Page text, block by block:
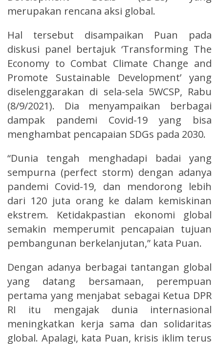
merupakan rencana aksi global.
Hal tersebut disampaikan Puan pada
diskusi panel bertajuk ‘Transforming The
Economy to Combat Climate Change and
Promote Sustainable Development’ yang
diselenggarakan di sela-sela 5WCSP, Rabu
(8/9/2021). Dia menyampaikan berbagai
dampak pandemi Covid-19 yang bisa
menghambat pencapaian SDGs pada 2030.
“Dunia tengah menghadapi badai yang
sempurna (perfect storm) dengan adanya
pandemi Covid-19, dan mendorong lebih
dari 120 juta orang ke dalam kemiskinan
ekstrem. Ketidakpastian ekonomi global
semakin memperumit pencapaian tujuan
pembangunan berkelanjutan,” kata Puan.
Dengan adanya berbagai tantangan global
yang datang bersamaan, perempuan
pertama yang menjabat sebagai Ketua DPR
RI itu mengajak dunia internasional
meningkatkan kerja sama dan solidaritas
global. Apalagi, kata Puan, krisis iklim terus